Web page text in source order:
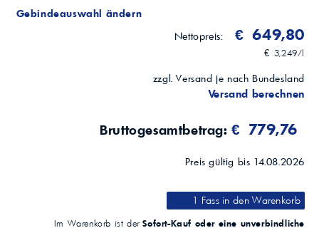
Gebindeauswahl ändern
Nettopreis:
€ 649,80
€ 3,249/l
zzgl. Versand je nach Bundesland
Versand berechnen
Bruttogesamtbetrag:€ 779,76
Preis gültig bis 14.08.2026
1 Fassin den Warenkorb
Im Warenkorb ist derSofort-Kauf oder eine unverbindliche